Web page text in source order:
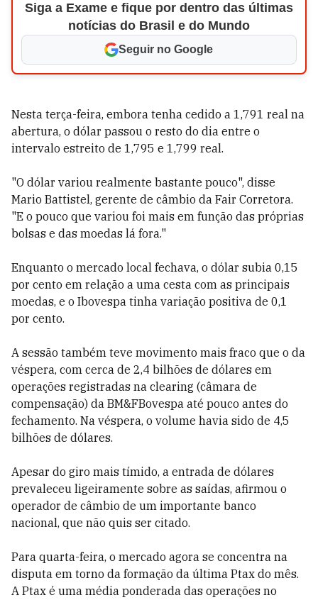
Siga a Exame e fique por dentro das últimas
notícias do Brasil e do Mundo
Seguir no Google
Nesta terça-feira, embora tenha cedido a 1,791 real na
abertura, o dólar passou o resto do dia entre o
intervalo estreito de 1,795 e 1,799 real.
"O dólar variou realmente bastante pouco", disse
Mario Battistel, gerente de câmbio da Fair Corretora.
"E o pouco que variou foi mais em função das próprias
bolsas e das moedas lá fora."
Enquanto o mercado local fechava, o dólar subia 0,15
por cento em relação a uma cesta com as principais
moedas, e o Ibovespa tinha variação positiva de 0,1
por cento.
A sessão também teve movimento mais fraco que o da
véspera, com cerca de 2,4 bilhões de dólares em
operações registradas na clearing (câmara de
compensação) da BM&FBovespa até pouco antes do
fechamento. Na véspera, o volume havia sido de 4,5
bilhões de dólares.
Apesar do giro mais tímido, a entrada de dólares
prevaleceu ligeiramente sobre as saídas, afirmou o
operador de câmbio de um importante banco
nacional, que não quis ser citado.
Para quarta-feira, o mercado agora se concentra na
disputa em torno da formação da última Ptax do mês.
A Ptax é uma média ponderada das operações no